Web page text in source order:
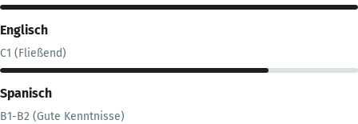
Englisch
C1 (Fließend)
Spanisch
B1-B2 (Gute Kenntnisse)